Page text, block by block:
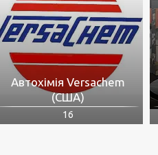
Автохімія Versachem
(США)
16